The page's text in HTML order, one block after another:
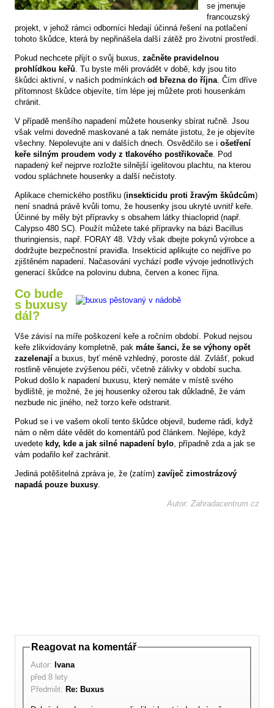
se jmenuje
francouzský
projekt, v jehož rámci odborníci hledají účinná řešení na potlačení
tohoto škůdce, která by nepřinášela další zátěž pro životní prostředí.
Pokud nechcete přijít o svůj buxus, začněte pravidelnou
prohlídkou keřů . Tu byste měli provádět v době, kdy jsou tito
škůdci aktivní, v našich podmínkách od března do října . Čím dříve
přítomnost škůdce objevíte, tím lépe jej můžete proti housenkám
chránit.
V případě menšího napadení můžete housenky sbírat ručně. Jsou
však velmi dovedně maskované a tak nemáte jistotu, že je objevíte
všechny. Nepolevujte ani v dalších dnech. Osvědčilo se i ošetření
keře silným proudem vody z tlakového postřikovače . Pod
napadený keř nejprve rozložte silnější igelitovou plachtu, na kterou
vodou spláchnete housenky a další nečistoty.
Aplikace chemického postřiku (insekticidu proti žravým škůdcům)
není snadná právě kvůli tomu, že housenky jsou ukryté uvnitř keře.
Účinné by měly být přípravky s obsahem látky thiacloprid (např.
Calypso 480 SC). Použít můžete také přípravky na bázi Bacillus
thuringiensis, např. FORAY 48. Vždy však dbejte pokynů výrobce a
dodržujte bezpečnostní pravidla. Insekticid aplikujte co nejdříve po
zjištěném napadení. Načasování vychází podle vývoje jednotlivých
generací škůdce na polovinu dubna, červen a konec října.
Co bude
s buxusy
dál?
Vše závisí na míře poškození keře a ročním období. Pokud nejsou
keře zlikvidovány kompletně, pak máte šanci, že se výhony opět
zazelenají a buxus, byť méně vzhledný, poroste dál. Zvlášť, pokud
rostlině věnujete zvýšenou péči, včetně zálivky v období sucha.
Pokud došlo k napadení buxusu, který nemáte v místě svého
bydliště, je možné, že jej housenky ožerou tak důkladně, že vám
nezbude nic jiného, než torzo keře odstranit.
Pokud se i ve vašem okolí tento škůdce objevil, budeme rádi, když
nám o něm dáte vědět do komentářů pod článkem. Nejlépe, když
uvedete kdy, kde a jak silné napadení bylo, případně zda a jak se
vám podařilo keř zachránit.
Jediná potěšitelná zpráva je, že (zatím) zavíječ zimostrázový
napadá pouze buxusy.
Autor: Zahradacentrum.cz
Reagovat na komentář
Autor: Ivana
před 8 lety
Předmět: Re: Buxus